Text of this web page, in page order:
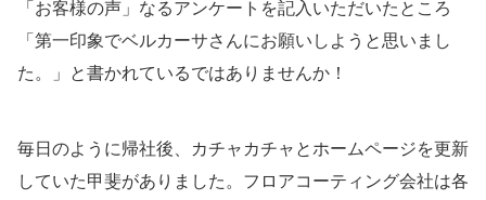
「お客様の声」なるアンケートを記入いただいたところ
「第一印象でベルカーサさんにお願いしようと思いまし
た。」と書かれているではありませんか！
毎日のように帰社後、カチャカチャとホームページを更新
していた甲斐がありました。フロアコーティング会社は各